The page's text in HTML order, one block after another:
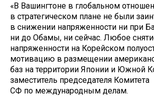
«В Вашингтоне в глобальном
в стратегическом плане не были
в снижении напряженности ни при
ни до Обамы, ни сейчас. Любое
напряженности на Корейском
мотивацию в размещении
баз на территории Японии и Южной
заместитель председателя Комитета
СФ по международным делам.